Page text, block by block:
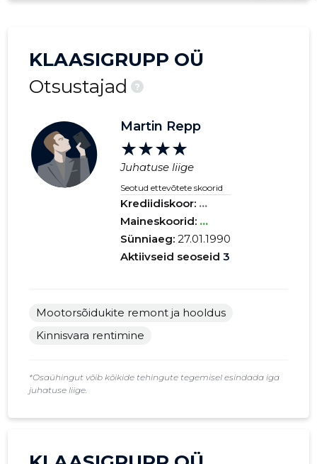
KLAASIGRUPP OÜ
Otsustajad
?
Martin Repp
★★★★
Juhatuse liige
Seotud ettevõtete skoorid
Krediidiskoor: ...
Maineskoorid: ...
Sünniaeg:27.01.1990
Aktiivseid seoseid 3
Mootorsõidukite remont ja hooldus
Kinnisvara rentimine
*Osaühingut võib kõikide tehingute tegemisel esindada iga
juhatuse liige.